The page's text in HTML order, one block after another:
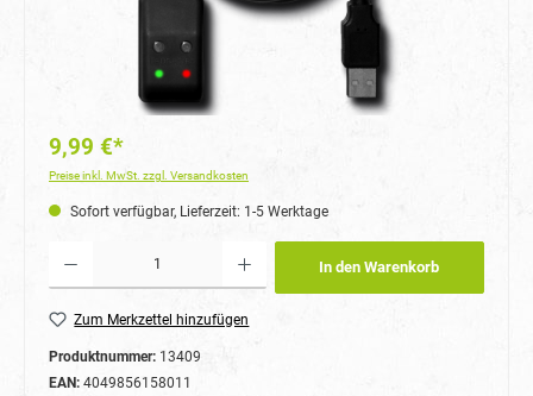
9,99 €*
Preise inkl. MwSt. zzgl. Versandkosten
Sofort verfügbar, Lieferzeit: 1-5 Werktage
Produkt Anzahl: Gib den gewünschten Wert ein oder benutze die Schaltflächen um die
In den Warenkorb
Zum Merkzettel hinzufügen
Produktnummer: 13409
EAN: 4049856158011